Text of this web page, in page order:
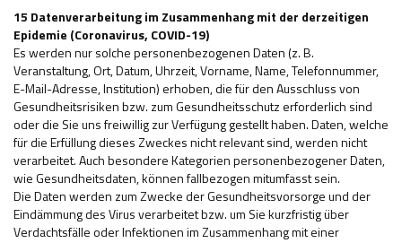
15 Datenverarbeitung im Zusammenhang mit der derzeitigen
Epidemie (Coronavirus, COVID-19)
Es werden nur solche personenbezogenen Daten (z. B.
Veranstaltung, Ort, Datum, Uhrzeit, Vorname, Name, Telefonnummer,
E-Mail-Adresse, Institution) erhoben, die für den Ausschluss von
Gesundheitsrisiken bzw. zum Gesundheitsschutz erforderlich sind
oder die Sie uns freiwillig zur Verfügung gestellt haben. Daten, welche
für die Erfüllung dieses Zweckes nicht relevant sind, werden nicht
verarbeitet. Auch besondere Kategorien personenbezogener Daten,
wie Gesundheitsdaten, können fallbezogen mitumfasst sein.
Die Daten werden zum Zwecke der Gesundheitsvorsorge und der
Eindämmung des Virus verarbeitet bzw. um Sie kurzfristig über
Verdachtsfälle oder Infektionen im Zusammenhang mit einer